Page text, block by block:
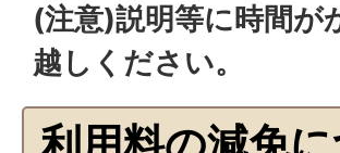
(注意)説明等に時間が
越しください。